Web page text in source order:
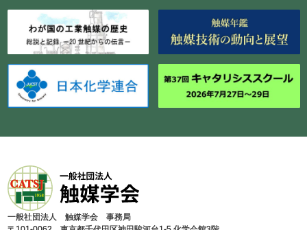
⼀般社団法⼈ 触媒学会 事務局